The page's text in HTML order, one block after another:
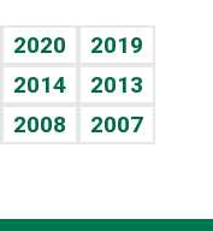
2020
2019
2014
2013
2008
2007